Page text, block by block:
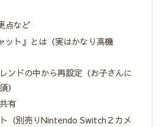
点など
ット』とは（実はかなり高機
ンドの中から再設定（お子さんに
）
有
（別売りNintendo Switch２カメ